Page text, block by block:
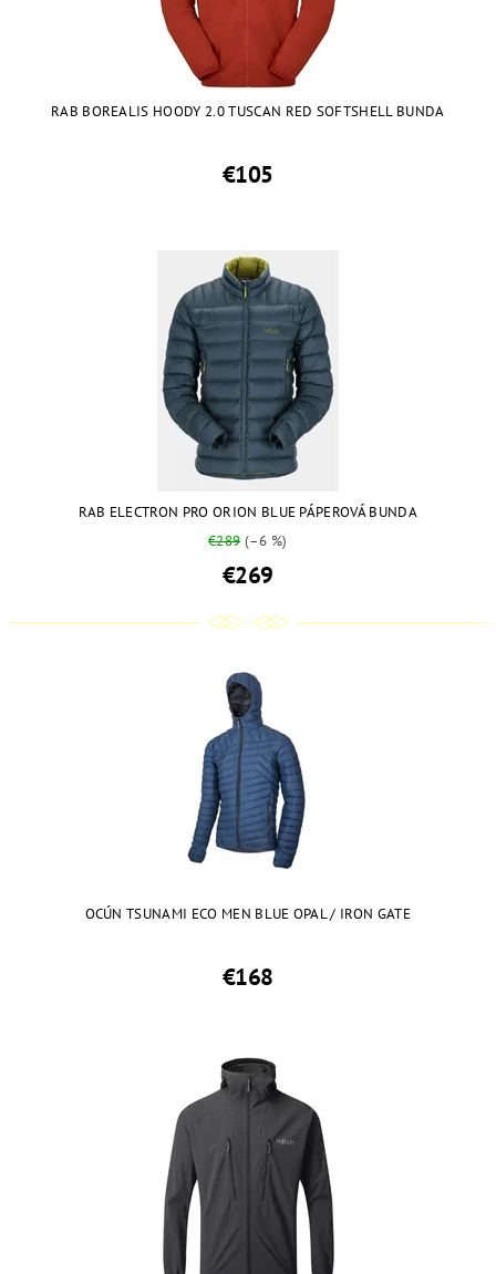
RAB BOREALIS HOODY 2.0 TUSCAN RED SOFTSHELL BUNDA
€105
RAB ELECTRON PRO ORION BLUE PÁPEROVÁ BUNDA
€289(–6 %)
€269
OCÚN TSUNAMI ECO MEN BLUE OPAL / IRON GATE
€168